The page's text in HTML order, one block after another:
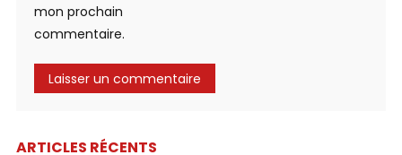
mon prochain
commentaire.
ARTICLES RÉCENTS